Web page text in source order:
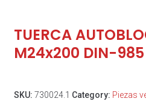
TUERCA
M24x200 DIN-985
SKU: 730024.1 Category: Piezas